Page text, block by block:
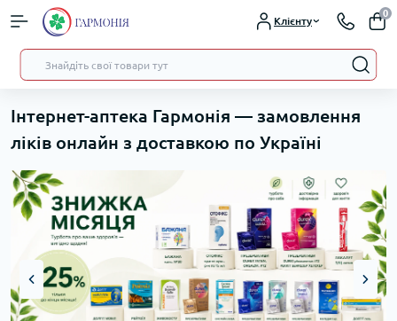
Клієнту
0
Інтернет-аптека Гармонія — замовлення
ліків онлайн з доставкою по Україні